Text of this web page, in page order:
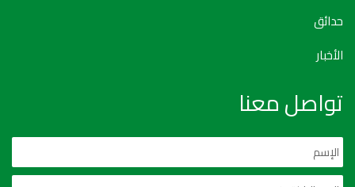
حدائق
الأخبار
تواصل معنا